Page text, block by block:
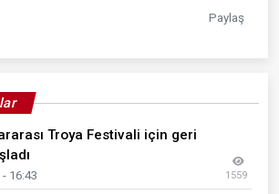
Paylaş
Troya Festivali için geri
16:43 1559